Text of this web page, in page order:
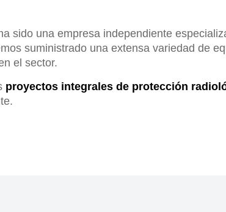
sido una empresa independiente
suministrado una extensa variedad de
el sector.
proyectos integrales de protección